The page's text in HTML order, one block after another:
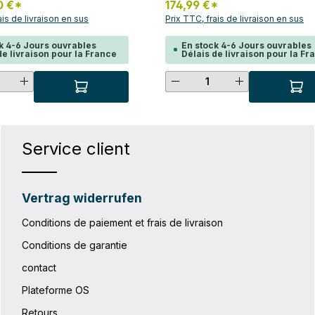
souhaitée ou utilisez les
: 2 x 12,5 LPoids : 2
x P : 25 x 30 x 14
€*
de livraison en sus
4-6 Jours ouvrables
livraison pour la France
de produit : Entrez la quantité
réflecteurs 3M Scotchlite
Caractéristiques techniques
x 15 cmMatériau : PS36C
174,99 €*
Prix TTC, frais de livraison en sus
En stock 4-6 Jours ouvrables
Délais de livraison pour la
Quantité de
Service client
Vertrag widerrufen
Conditions de paiement et frais de livraison
Conditions de garantie
contact
Plateforme OS
Retours